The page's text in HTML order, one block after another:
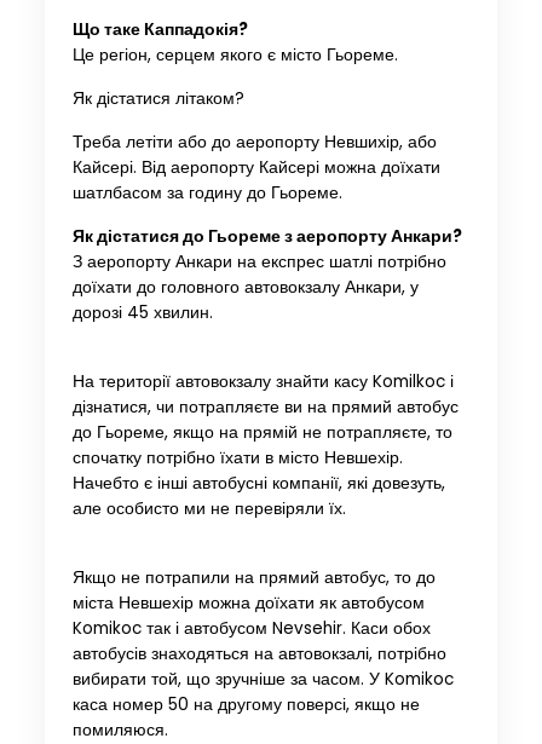
Що таке Каппадокія?
Це регіон, серцем якого є місто Гьореме.
Як дістатися літаком?
Треба летіти або до аеропорту Невшихір, або
Кайсері. Від аеропорту Кайсері можна доїхати
шатлбасом за годину до Гьореме.
Як дістатися до Гьореме з аеропорту Анкари?
З аеропорту Анкари на експрес шатлі потрібно
доїхати до головного автовокзалу Анкари, у
дорозі 45 хвилин.
На території автовокзалу знайти касу Komilkoc і
дізнатися, чи потрапляєте ви на прямий автобус
до Гьореме, якщо на прямій не потрапляєте, то
спочатку потрібно їхати в місто Невшехір.
Начебто є інші автобусні компанії, які довезуть,
але особисто ми не перевіряли їх.
Якщо не потрапили на прямий автобус, то до
міста Невшехір можна доїхати як автобусом
Komikoc так і автобусом Nevsehir. Каси обох
автобусів знаходяться на автовокзалі, потрібно
вибирати той, що зручніше за часом. У Komikoc
каса номер 50 на другому поверсі, якщо не
помиляюся.